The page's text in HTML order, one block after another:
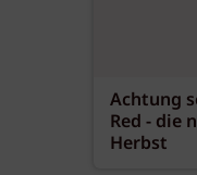
Achtung
Red - die
Herbst